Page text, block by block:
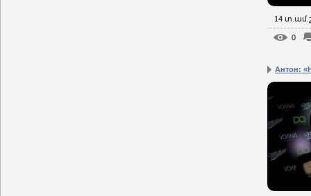
14
0
Антон: